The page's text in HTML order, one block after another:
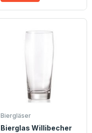
Biergläser
Bierglas Willibecher